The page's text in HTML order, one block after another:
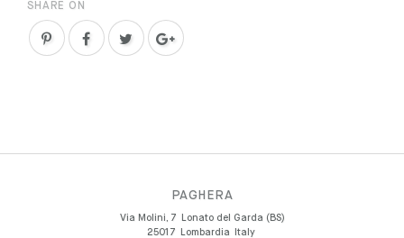
SHARE ON
PAGHERA
Via Molini, 7
Lonato del Garda (BS)
25017
Lombardia
Italy